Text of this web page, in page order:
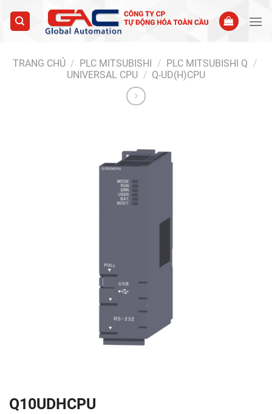
TRANG CHỦ / PLC MITSUBISHI / PLC MITSUBISHI Q /
UNIVERSAL CPU / Q-UD(H)CPU
Q10UDHCPU